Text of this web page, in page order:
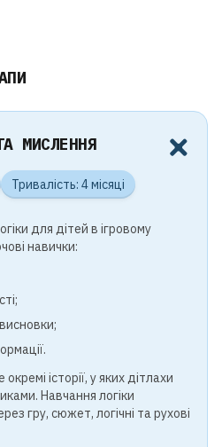
МИСЛЕННЯ
Тривалість: 4 місяці
для дітей в ігровому
навички:
історії, у яких дітлахи
Навчання логіки
гру, сюжет, логічні та рухові